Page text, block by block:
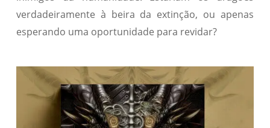
verdadeiramente à beira da extinção, ou apenas
esperando uma oportunidade para revidar?